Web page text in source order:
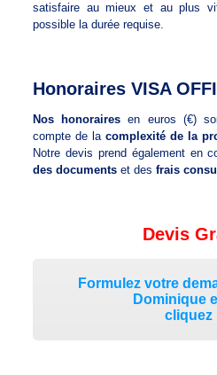
satisfaire au mieux et au plus
possible la durée requise.
Honoraires VISA
Nos honoraires en euros (€)
compte de la complexité de la
Notre devis prend également en
des documents et des frais
Devis
Formulez votre
Dominique
cliquez